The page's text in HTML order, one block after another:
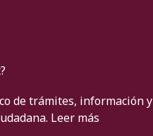
de trámites, información y
Leer más